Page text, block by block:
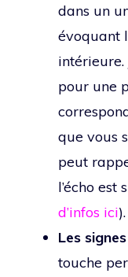
dans un
évoquant
intérieure.
pour une
que vous
peut
l’écho est
d’infos ici).
Les
touche